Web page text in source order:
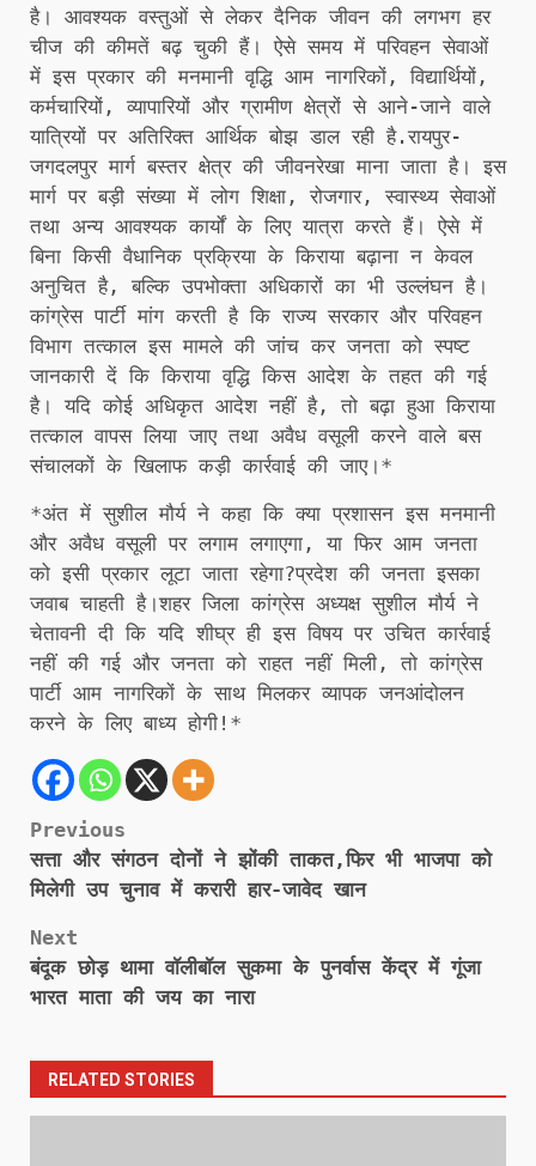
है। आवश्यक वस्तुओं से लेकर दैनिक जीवन की लगभग हर
चीज की कीमतें बढ़ चुकी हैं। ऐसे समय में परिवहन सेवाओं
में इस प्रकार की मनमानी वृद्धि आम नागरिकों, विद्यार्थियों,
कर्मचारियों, व्यापारियों और ग्रामीण क्षेत्रों से आने-जाने वाले
यात्रियों पर अतिरिक्त आर्थिक बोझ डाल रही है.रायपुर-
जगदलपुर मार्ग बस्तर क्षेत्र की जीवनरेखा माना जाता है। इस
मार्ग पर बड़ी संख्या में लोग शिक्षा, रोजगार, स्वास्थ्य सेवाओं
तथा अन्य आवश्यक कार्यों के लिए यात्रा करते हैं। ऐसे में
बिना किसी वैधानिक प्रक्रिया के किराया बढ़ाना न केवल
अनुचित है, बल्कि उपभोक्ता अधिकारों का भी उल्लंघन है।
कांग्रेस पार्टी मांग करती है कि राज्य सरकार और परिवहन
विभाग तत्काल इस मामले की जांच कर जनता को स्पष्ट
जानकारी दें कि किराया वृद्धि किस आदेश के तहत की गई
है। यदि कोई अधिकृत आदेश नहीं है, तो बढ़ा हुआ किराया
तत्काल वापस लिया जाए तथा अवैध वसूली करने वाले बस
संचालकों के खिलाफ कड़ी कार्रवाई की जाए।*
*अंत में सुशील मौर्य ने कहा कि क्या प्रशासन इस मनमानी
और अवैध वसूली पर लगाम लगाएगा, या फिर आम जनता
को इसी प्रकार लूटा जाता रहेगा?प्रदेश की जनता इसका
जवाब चाहती है।शहर जिला कांग्रेस अध्यक्ष सुशील मौर्य ने
चेतावनी दी कि यदि शीघ्र ही इस विषय पर उचित कार्रवाई
नहीं की गई और जनता को राहत नहीं मिली, तो कांग्रेस
पार्टी आम नागरिकों के साथ मिलकर व्यापक जनआंदोलन
करने के लिए बाध्य होगी!*
Post
navigation
Previous
सत्ता और संगठन दोनों ने झोंकी ताकत,फिर भी भाजपा को
मिलेगी उप चुनाव में करारी हार-जावेद खान
Next
बंदूक छोड़ थामा वॉलीबॉल सुकमा के पुनर्वास केंद्र में गूंजा
भारत माता की जय का नारा
RELATED STORIES